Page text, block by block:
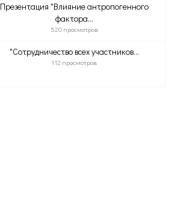
Презентация "Влияние антропогенного
фактора...
520 просмотров
"Сотрудничество всех участников...
112 просмотров